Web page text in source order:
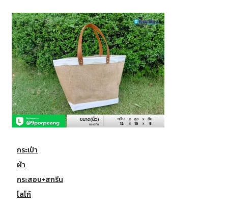
กระเป๋า
ผ้า
กระสอบ+สกรีน
โลโก้